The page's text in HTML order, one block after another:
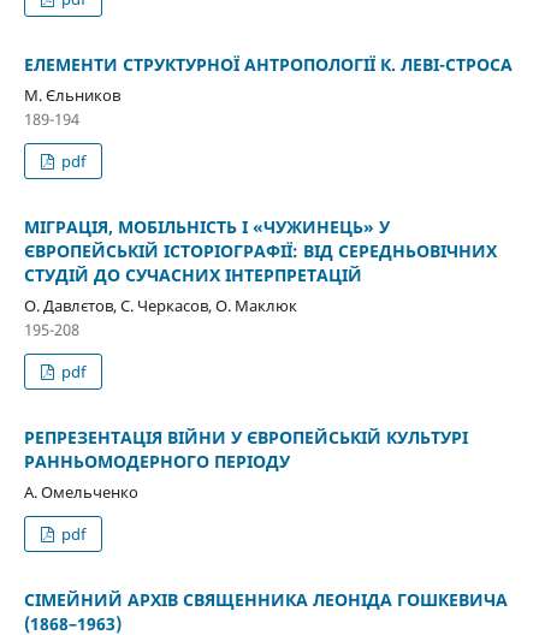
ЕЛЕМЕНТИ СТРУКТУРНОЇ АНТРОПОЛОГІЇ К. ЛЕВІ-СТРОСА
М. Єльников
189-194
pdf
МІГРАЦІЯ, МОБІЛЬНІСТЬ І «ЧУЖИНЕЦЬ» У
ЄВРОПЕЙСЬКІЙ ІСТОРІОГРАФІЇ: ВІД СЕРЕДНЬОВІЧНИХ
СТУДІЙ ДО СУЧАСНИХ ІНТЕРПРЕТАЦІЙ
О. Давлєтов, С. Черкасов, О. Маклюк
195-208
pdf
РЕПРЕЗЕНТАЦІЯ ВІЙНИ У ЄВРОПЕЙСЬКІЙ КУЛЬТУРІ
РАННЬОМОДЕРНОГО ПЕРІОДУ
А. Омельченко
pdf
СІМЕЙНИЙ АРХІВ СВЯЩЕННИКА ЛЕОНІДА ГОШКЕВИЧА
(1868–1963)